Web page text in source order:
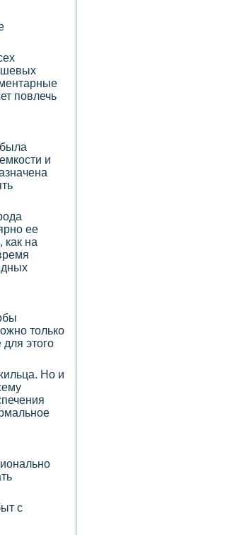
повлечь
и
ее
на
только
этого
Но и
с